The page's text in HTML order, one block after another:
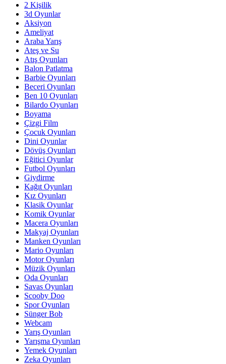
2 Kişilik
3d Oyunlar
Aksiyon
Ameliyat
Araba Yarış
Ateş ve Su
Atış Oyunları
Balon Patlatma
Barbie Oyunları
Beceri Oyunları
Ben 10 Oyunları
Bilardo Oyunları
Boyama
Çizgi Film
Çocuk Oyunları
Dini Oyunlar
Dövüş Oyunları
Eğitici Oyunlar
Futbol Oyunları
Giydirme
Kağıt Oyunları
Kız Oyunları
Klasik Oyunlar
Komik Oyunlar
Macera Oyunları
Makyaj Oyunları
Manken Oyunları
Mario Oyunları
Motor Oyunları
Müzik Oyunları
Oda Oyunları
Savas Oyunları
Scooby Doo
Spor Oyunları
Sünger Bob
Webcam
Yarış Oyunları
Yarışma Oyunları
Yemek Oyunları
Zeka Oyunları